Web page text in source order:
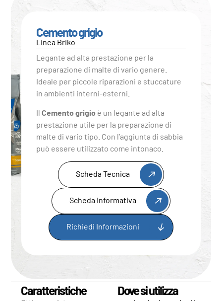
Cemento grigio
Linea Briko
Legante ad alta prestazione per la
preparazione di malte di vario genere.
Ideale per piccole riparazioni e stuccature
in ambienti interni-esterni.
Il Cemento grigioè un legante ad alta
prestazione utile per la preparazione di
malte di vario tipo. Con l’aggiunta di sabbia
può essere utilizzato come intonaco.
Scheda Tecnica
Scheda Informativa
Richiedi Informazioni
Caratteristiche Dove si utilizza